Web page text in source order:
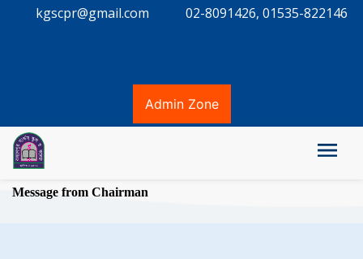
kgscpr@gmail.com 02-8091426, 01535-822146
Admin Zone
Message from Chairman